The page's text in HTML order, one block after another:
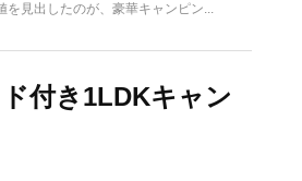
見出したのが、豪華キャンピン...
付き1LDKキャン